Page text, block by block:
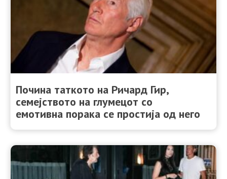
Почина таткото на Ричард Гир,
семејството на глумецот со
емотивна порака се простија од него